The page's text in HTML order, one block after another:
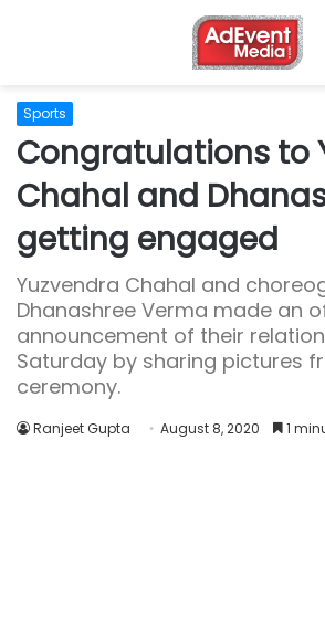
Sports
Congratulations to
Chahal and
getting engaged
Yuzvendra Chahal and
Dhanashree Verma made an
announcement of their
Saturday by sharing pictures
ceremony.
Ranjeet Gupta August 8, 2020 1